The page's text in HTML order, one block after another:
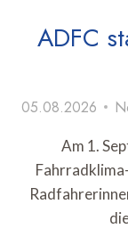
ADFC
05.08.2026
Am 1.